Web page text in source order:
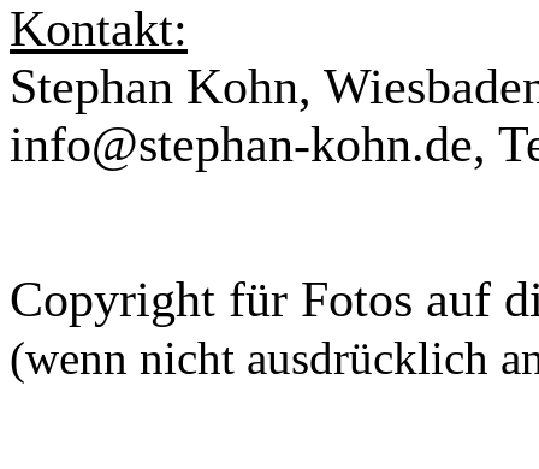
Kontakt:
Stephan Kohn,
info@stephan-kohn.de,
Copyright für Fotos auf
(wenn nicht ausdrücklich